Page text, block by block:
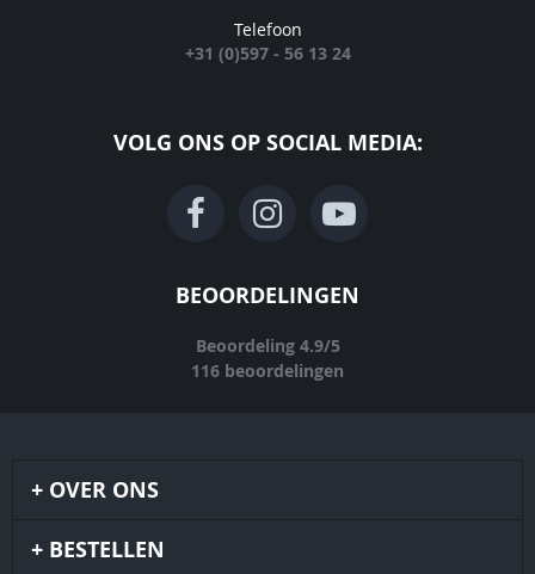
Telefoon
+31 (0)597 - 56 13 24
VOLG ONS OP SOCIAL MEDIA:
BEOORDELINGEN
Beoordeling 4.9/5
116 beoordelingen
OVER ONS
BESTELLEN